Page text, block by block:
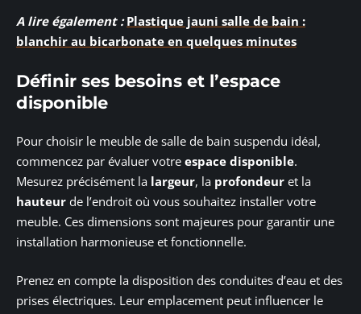
A lire également : Plastique jauni salle de bain :
blanchir au bicarbonate en quelques minutes
Définir ses besoins et l’espace
disponible
Pour choisir le meuble de salle de bain suspendu idéal,
commencez par évaluer votre espace disponible.
Mesurez précisément la largeur, la profondeur et la
hauteur de l’endroit où vous souhaitez installer votre
meuble. Ces dimensions sont majeures pour garantir une
installation harmonieuse et fonctionnelle.
Prenez en compte la disposition des conduites d’eau et des
prises électriques. Leur emplacement peut influencer le